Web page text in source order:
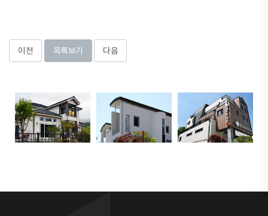
이전 목록보기 다음